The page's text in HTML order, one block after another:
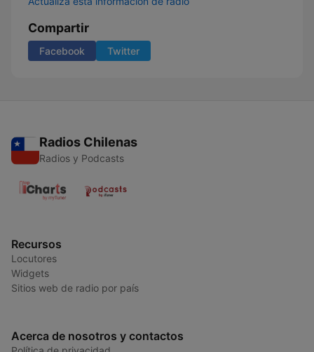
Compartir
Facebook Twitter
Radios Chilenas
Radios y Podcasts
Recursos
Locutores
Widgets
Sitios web de radio por país
Acerca de nosotros y contactos